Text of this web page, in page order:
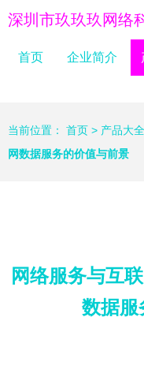
深圳市玖玖玖网络
首页 企业简介
当前位置： 首页 > 产品大全
网数据服务的价值与前景
网络服务与互
数据服